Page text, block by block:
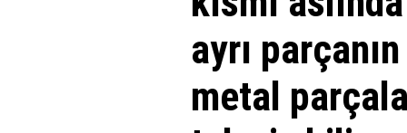
ayrı
metal